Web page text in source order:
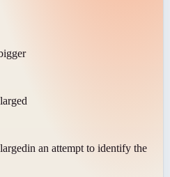
in an attempt to identify the